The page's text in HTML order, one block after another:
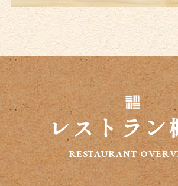
レストラン
RESTAURANT